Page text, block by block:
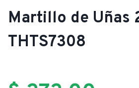
Martillo de Uñas
THTS7308